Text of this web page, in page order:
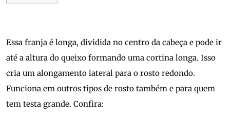
Essa franja é longa, dividida no centro da cabeça e pode ir
até a altura do queixo formando uma cortina longa. Isso
cria um alongamento lateral para o rosto redondo.
Funciona em outros tipos de rosto também e para quem
tem testa grande. Confira: